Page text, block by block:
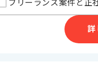
フリーランス案件と正
詳